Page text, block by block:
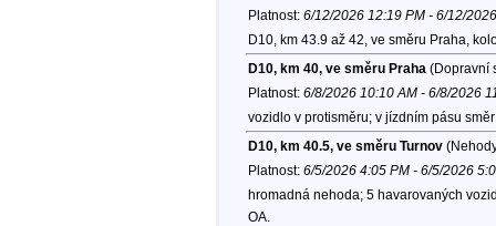
Platnost: 6/12/2026 12:19 PM - 6/12/
D10, km 43.9 až 42, ve směru Praha,
D10, km 40, ve směru Praha (Dopravní
Platnost: 6/8/2026 10:10 AM - 6/8/2026
vozidlo v protisměru; v jízdním pásu
D10, km 40.5, ve směru Turnov
Platnost: 6/5/2026 4:05 PM - 6/5/2026
hromadná nehoda; 5 havarovaných
OA.